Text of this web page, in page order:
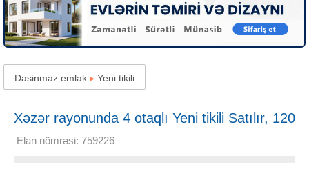
Dasinmaz emlak ▸ Yeni tikili
Xəzər rayonunda 4 otaqlı Yeni tikili Satılır, 120
m²
Elan nömrəsi: 759226